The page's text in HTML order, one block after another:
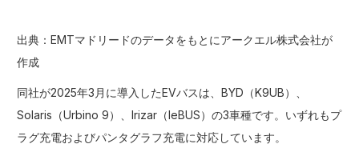
出典：EMTマドリードのデータをもとにアークエル株式会社が
作成
同社が2025年3月に導入したEVバスは、BYD（K9UB）、
Solaris（Urbino 9）、Irizar（IeBUS）の3車種です。いずれもプ
ラグ充電およびパンタグラフ充電に対応しています。